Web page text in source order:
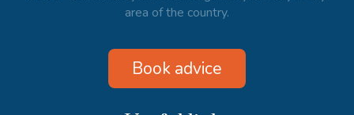
area of the country.
Book advice